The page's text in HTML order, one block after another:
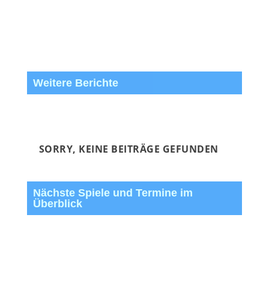
Weitere Berichte
SORRY, KEINE BEITRÄGE GEFUNDEN
Nächste Spiele und Termine im
Überblick